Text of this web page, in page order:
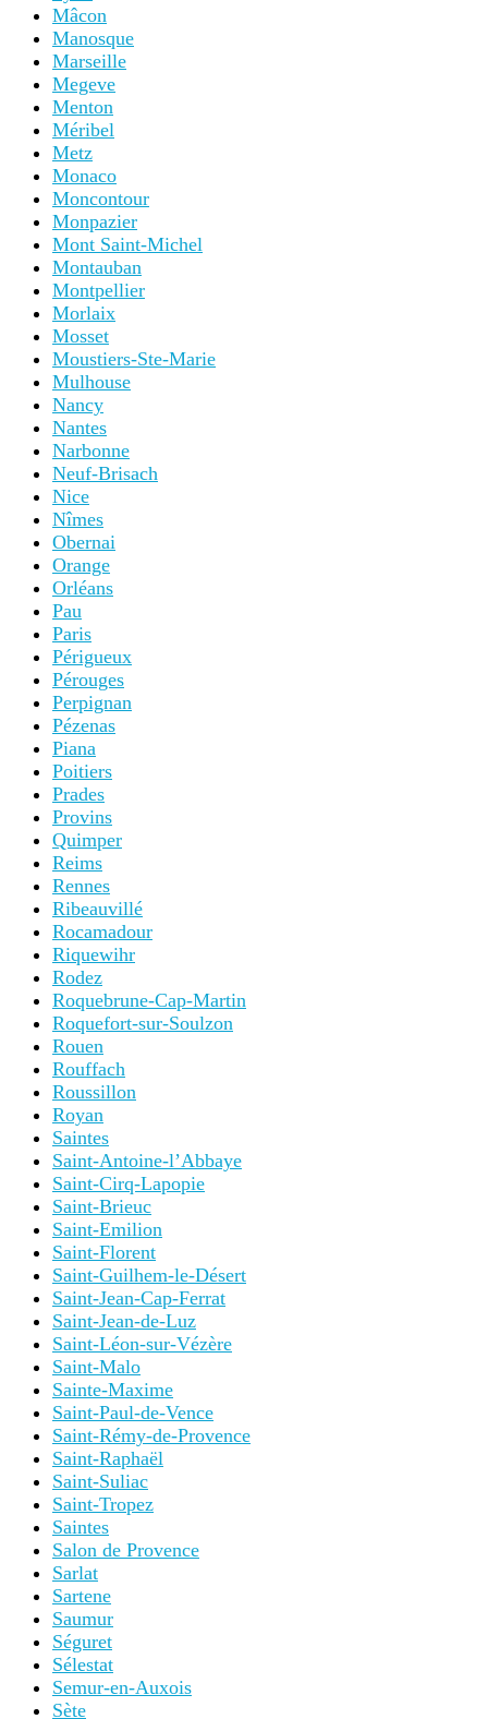
Mâcon
Manosque
Marseille
Megeve
Menton
Méribel
Metz
Monaco
Moncontour
Monpazier
Mont Saint-Michel
Montauban
Montpellier
Morlaix
Mosset
Moustiers-Ste-Marie
Mulhouse
Nancy
Nantes
Narbonne
Neuf-Brisach
Nice
Nîmes
Obernai
Orange
Orléans
Pau
Paris
Périgueux
Pérouges
Perpignan
Pézenas
Piana
Poitiers
Prades
Provins
Quimper
Reims
Rennes
Ribeauvillé
Rocamadour
Riquewihr
Rodez
Roquebrune-Cap-Martin
Roquefort-sur-Soulzon
Rouen
Rouffach
Roussillon
Royan
Saintes
Saint-Antoine-l’Abbaye
Saint-Cirq-Lapopie
Saint-Brieuc
Saint-Emilion
Saint-Florent
Saint-Guilhem-le-Désert
Saint-Jean-Cap-Ferrat
Saint-Jean-de-Luz
Saint-Léon-sur-Vézère
Saint-Malo
Sainte-Maxime
Saint-Paul-de-Vence
Saint-Rémy-de-Provence
Saint-Raphaël
Saint-Suliac
Saint-Tropez
Saintes
Salon de Provence
Sarlat
Sartene
Saumur
Séguret
Sélestat
Semur-en-Auxois
Sète